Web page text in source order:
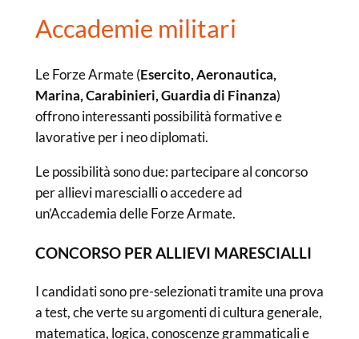
Accademie militari
Le Forze Armate (Esercito, Aeronautica,
Marina, Carabinieri, Guardia di Finanza)
offrono interessanti possibilità formative e
lavorative per i neo diplomati.
Le possibilità sono due: partecipare al concorso
per allievi marescialli o accedere ad
un’Accademia delle Forze Armate.
CONCORSO PER ALLIEVI MARESCIALLI
I candidati sono pre-selezionati tramite una prova
a test, che verte su argomenti di cultura generale,
matematica, logica, conoscenze grammaticali e